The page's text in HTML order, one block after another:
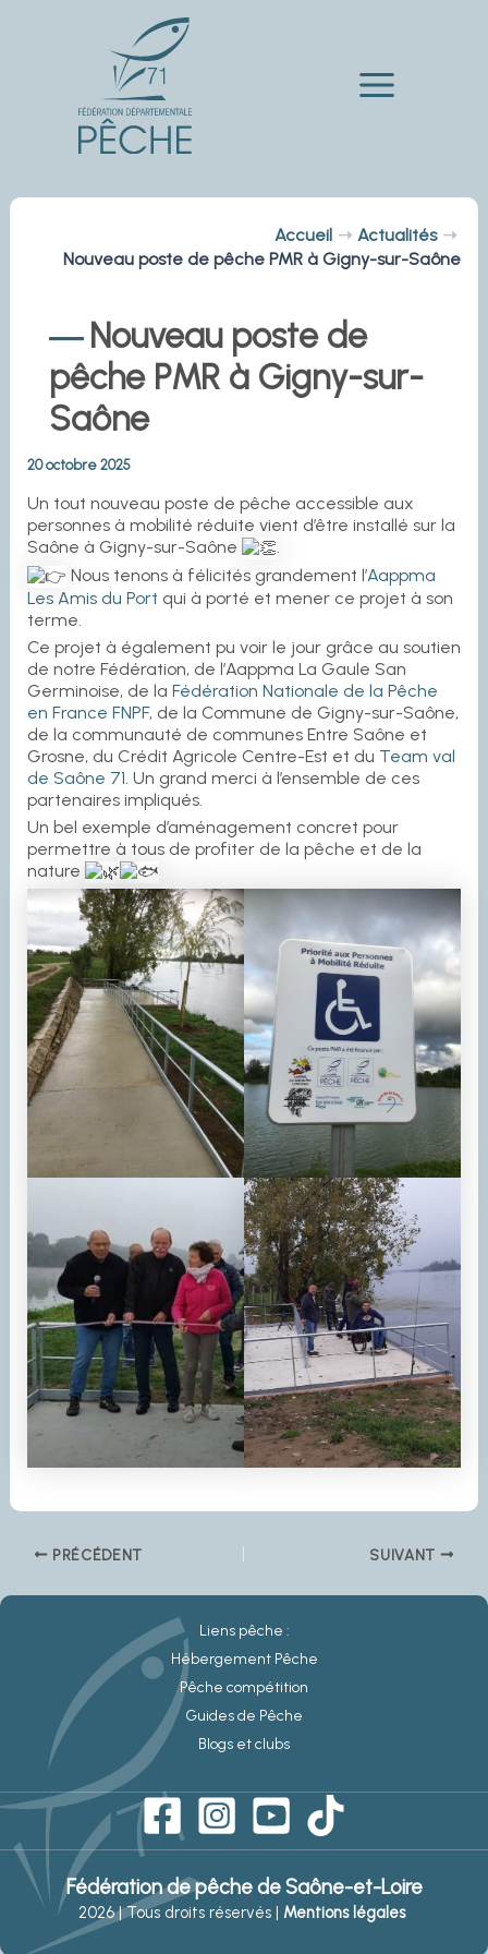
Main
Accueil
Actualités
Nouveau poste de pêche PMR à Gigny-sur-Saône
Nouveau poste de
pêche PMR à Gigny-sur-
Saône
20 octobre 2025
Un tout nouveau poste de pêche accessible aux
personnes à mobilité réduite vient d’être installé sur la
Saône à Gigny-sur-Saône
Nous tenons à félicités grandement l’Aappma
Les Amis du Port qui à porté et mener ce projet à son
terme.
Ce projet à également pu voir le jour grâce au soutien
de notre Fédération, de l’Aappma La Gaule San
Germinoise, de la Fédération Nationale de la Pêche
en France FNPF, de la Commune de Gigny-sur-Saône,
de la communauté de communes Entre Saône et
Grosne, du Crédit Agricole Centre-Est et du Team val
de Saône 71 . Un grand merci à l’ensemble de ces
partenaires impliqués.
Un bel exemple d’aménagement concret pour
permettre à tous de profiter de la pêche et de la
nature
PRÉCÉDENT SUIVANT
Liens pêche :
Hébergement Pêche
Pêche compétition
Guides de Pêche
Blogs et clubs
Fédération de pêche de Saône-et-Loire
2026 | Tous droits réservés | Mentions légales